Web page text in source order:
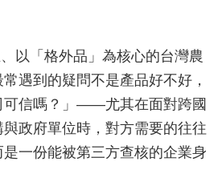
以「格外品」為核心的台灣農
遇到的疑問不是產品好不好，
可信嗎？」——尤其在面對跨國
政府單位時，對方需要的往往
一份能被第三方查核的企業身